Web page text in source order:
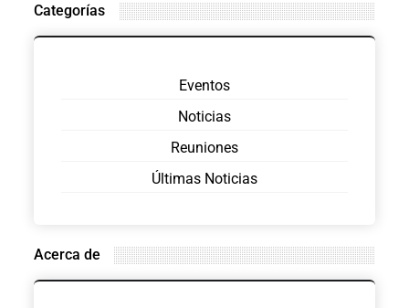
Categorías
Eventos
Noticias
Reuniones
Últimas Noticias
Acerca de